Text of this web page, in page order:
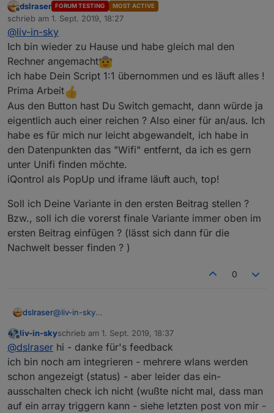
die neuen änderungen von thehowbox sind
nicht integriert - auch kein zweites netzwerk
formatierung ist integriert
standardmäßig wird eine tabelle für clients und
voucher erzeugt
auf wunsch kann eine anwesenheitskontrolle
bekommen einen datenpunkt (ähnlich wie im
voucher abfrage kann aktiviert werden
standard pfad für datenpunkt-verzeichnispfad
kann eingestellt werden (falls man schon ein
laufendes script hat kann hier ein neuer
datenpfad konfiguriert werden
es werden nur updates geschrieben (für
verhindern, dass dauernd etwas geschrieben
oder brechnet wird
falls man das script und existierende
datenpunkte hat - bitte alle
datenpunkte löschen !!!
evtl kommt noch die "zweite netzwerk" sache dazu -
kann ich nicht garantieren
es läuft
clients in iqontrol:
voucher in iqontrol:
Offline
dslraser FORUM TESTING MOST ACTIVE
schrieb am 1. Sept. 2019, 18:27
zuletzt editiert von
@liv-in-sky
Ich bin wieder zu Hause und habe gleich mal den
Rechner angemacht
ich habe Dein Script 1:1 übernommen und es läuft alles !
Prima Arbeit
Aus den Button hast Du Switch gemacht, dann würde ja
eigentlich auch einer reichen ? Also einer für an/aus. Ich
habe es für mich nur leicht abgewandelt, ich habe in
den Datenpunkten das "Wifi" entfernt, da ich es gern
unter Unifi finden möchte.
iQontrol als PopUp und iframe läuft auch, top!
Soll ich Deine Variante in den ersten Beitrag stellen ?
Bzw., soll ich die vorerst finale Variante immer oben im
ersten Beitrag einfügen ? (lässt sich dann für die
Nachwelt besser finden ? )
0
dslraser@liv-in-sky
Rechner angemacht
ich habe Dein Script 1:1 übernommen und es läuft alles
! Prima Arbeit
Aus den Button hast Du Switch gemacht, dann würde
ja eigentlich auch einer reichen ? Also einer für
an/aus. Ich habe es für mich nur leicht abgewandelt,
ich habe in den Datenpunkten das "Wifi" entfernt, da
Soll ich Deine Variante in den ersten Beitrag stellen ?
Bzw., soll ich die vorerst finale Variante immer oben im
ersten Beitrag einfügen ? (lässt sich dann für die
Nachwelt besser finden ? )
Offline
liv-in-skyschrieb am 1. Sept. 2019, 18:37
zuletzt editiert von
@dslraser hi - danke für's feedback
ich bin noch am integrieren - mehrere wlans werden
schon angezeigt (status) - aber leider das ein-
ausschalten check ich nicht (wußte nicht mal, dass man
auf ein array triggern kann - siehe letzten post von mir -